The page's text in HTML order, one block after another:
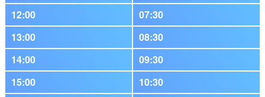
12:00
07:30
13:00
08:30
14:00
09:30
15:00
10:30